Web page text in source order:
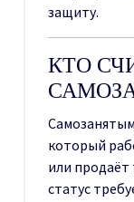
защиту.
КТО
который
или продаёт
статус